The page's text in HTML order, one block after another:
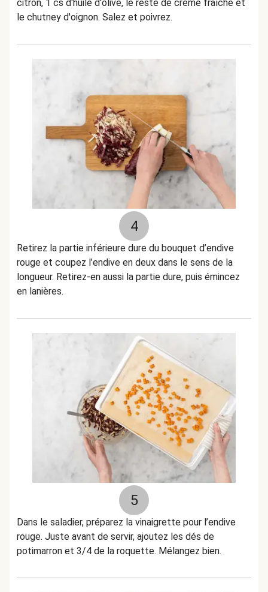
citron, 1 cs d'huile d'olive, le reste de crème fraîche et
le chutney d'oignon. Salez et poivrez.
4
Retirez la partie inférieure dure du bouquet d’endive
rouge et coupez l’endive en deux dans le sens de la
longueur. Retirez-en aussi la partie dure, puis émincez
en lanières.
5
Dans le saladier, préparez la vinaigrette pour l’endive
rouge. Juste avant de servir, ajoutez les dés de
potimarron et 3/4 de la roquette. Mélangez bien.